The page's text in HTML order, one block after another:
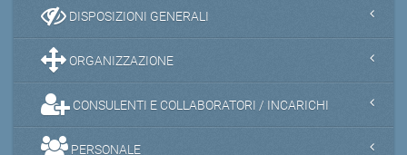
DISPOSIZIONI GENERALI
ORGANIZZAZIONE
CONSULENTI E COLLABORATORI / INCARICHI
PERSONALE